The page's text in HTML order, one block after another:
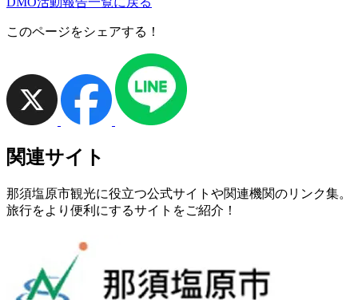
このページをシェアする！
関連サイト
那須塩原市観光に役立つ公式サイトや関連機関のリンク集。
旅行をより便利にするサイトをご紹介！